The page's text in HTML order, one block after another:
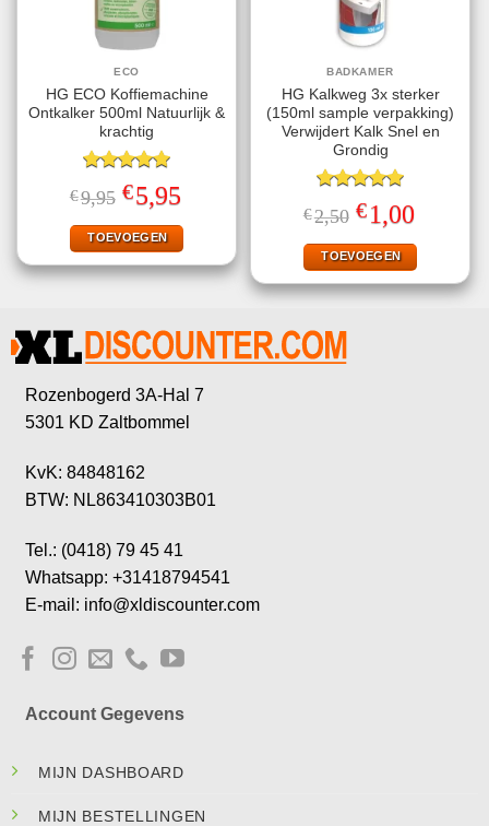
ECO
HG ECO Koffiemachine
Ontkalker 500ml Natuurlijk &
krachtig
Gewaardeerd
5.00uit 5
€9,95 Oorspronkelijke
prijs
was:
€9,95.
€5,95
is:
€5,95.
TOEVOEGEN
BADKAMER
HG Kalkweg 3x sterker
(150ml sample verpakking)
Verwijdert Kalk Snel en
Grondig
Gewaardeerd
5.00uit 5
€2,50 Oorspronkelijke
prijs
was:
€2,50.
€1,00
is:
€1,00.
TOEVOEGEN
Rozenbogerd 3A-Hal 7
5301 KD Zaltbommel
KvK: 84848162
BTW: NL863410303B01
Tel.: (0418) 79 45 41
Whatsapp: +31418794541
E-mail: info@xldiscounter.com
Account Gegevens
MIJN DASHBOARD
MIJN BESTELLINGEN